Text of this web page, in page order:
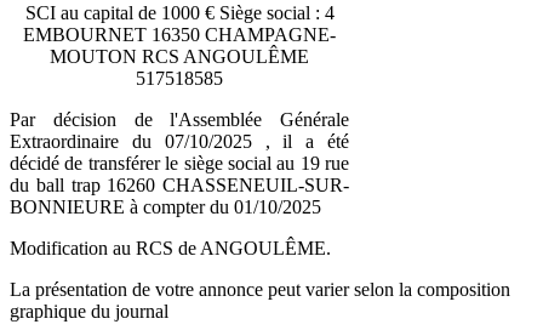
SCI au capital de 1000 € Siège social : 4
EMBOURNET 16350 CHAMPAGNE-
MOUTON RCS ANGOULÊME
517518585
Par décision de l'Assemblée Générale
Extraordinaire du 07/10/2025 , il a été
décidé de transférer le siège social au 19 rue
du ball trap 16260 CHASSENEUIL-SUR-
BONNIEURE à compter du 01/10/2025
Modification au RCS de ANGOULÊME.
La présentation de votre annonce peut varier selon la composition
graphique du journal